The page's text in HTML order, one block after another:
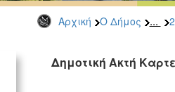
Αρχική Ο Δήμος ...
Δημοτική Ακτή